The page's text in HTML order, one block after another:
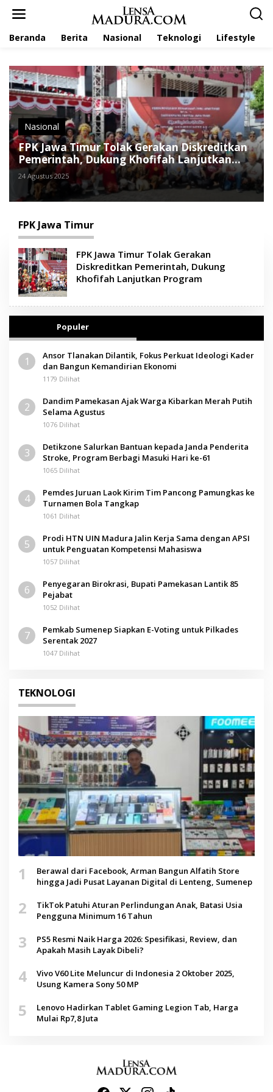
Beranda Berita Nasional Teknologi Lifestyle
Nasional
FPK Jawa Timur Tolak Gerakan Diskreditkan
Pemerintah, Dukung Khofifah Lanjutkan
Program
24 Agustus 2025
FPK Jawa Timur
FPK Jawa Timur Tolak Gerakan
Diskreditkan Pemerintah, Dukung
Khofifah Lanjutkan Program
Populer
1
Ansor Tlanakan Dilantik, Fokus Perkuat Ideologi Kader
dan Bangun Kemandirian Ekonomi
1179 Dilihat
2
Dandim Pamekasan Ajak Warga Kibarkan Merah Putih
Selama Agustus
1076 Dilihat
3
Detikzone Salurkan Bantuan kepada Janda Penderita
Stroke, Program Berbagi Masuki Hari ke-61
1065 Dilihat
4
Pemdes Juruan Laok Kirim Tim Pancong Pamungkas ke
Turnamen Bola Tangkap
1061 Dilihat
5
Prodi HTN UIN Madura Jalin Kerja Sama dengan APSI
untuk Penguatan Kompetensi Mahasiswa
1057 Dilihat
6
Penyegaran Birokrasi, Bupati Pamekasan Lantik 85
Pejabat
1052 Dilihat
7
Pemkab Sumenep Siapkan E-Voting untuk Pilkades
Serentak 2027
1047 Dilihat
TEKNOLOGI
1
Berawal dari Facebook, Arman Bangun Alfatih Store
hingga Jadi Pusat Layanan Digital di Lenteng, Sumenep
2
TikTok Patuhi Aturan Perlindungan Anak, Batasi Usia
Pengguna Minimum 16 Tahun
3
PS5 Resmi Naik Harga 2026: Spesifikasi, Review, dan
Apakah Masih Layak Dibeli?
4
Vivo V60 Lite Meluncur di Indonesia 2 Oktober 2025,
Usung Kamera Sony 50 MP
5
Lenovo Hadirkan Tablet Gaming Legion Tab, Harga
Mulai Rp7,8 Juta